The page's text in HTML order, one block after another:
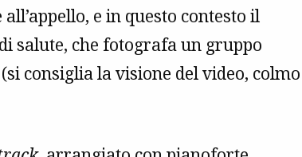
e in questo contesto il
salute, che fotografa un gruppo
consiglia la visione del video, colmo